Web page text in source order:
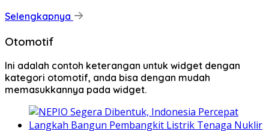
Selengkapnya
Otomotif
Ini adalah contoh keterangan untuk widget dengan
kategori otomotif, anda bisa dengan mudah
memasukkannya pada widget.